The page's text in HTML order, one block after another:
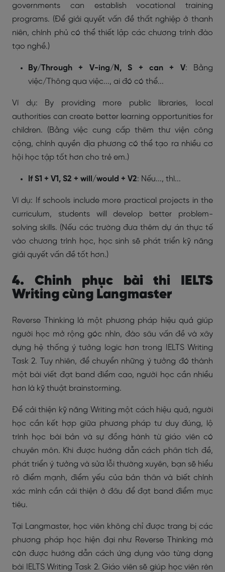
governments can establish vocational training
programs. (Để giải quyết vấn đề thất nghiệp ở thanh
niên, chính phủ có thể thiết lập các chương trình đào
tạo nghề.)
By/Through + V-ing/N, S + can + V: Bằng
việc/Thông qua việc..., ai đó có thể...
Ví dụ: By providing more public libraries, local
authorities can create better learning opportunities for
children. (Bằng việc cung cấp thêm thư viện công
cộng, chính quyền địa phương có thể tạo ra nhiều cơ
hội học tập tốt hơn cho trẻ em.)
If S1 + V1, S2 + will/would + V2: Nếu..., thì...
Ví dụ: If schools include more practical projects in the
curriculum, students will develop better problem-
solving skills. (Nếu các trường đưa thêm dự án thực tế
vào chương trình học, học sinh sẽ phát triển kỹ năng
giải quyết vấn đề tốt hơn.)
4. Chinh phục bài thi IELTS
Writing cùng Langmaster
Reverse Thinking là một phương pháp hiệu quả giúp
người học mở rộng góc nhìn, đào sâu vấn đề và xây
dựng hệ thống ý tưởng logic hơn trong IELTS Writing
Task 2. Tuy nhiên, để chuyển những ý tưởng đó thành
một bài viết đạt band điểm cao, người học cần nhiều
hơn là kỹ thuật brainstorming.
Để cải thiện kỹ năng Writing một cách hiệu quả, người
học cần kết hợp giữa phương pháp tư duy đúng, lộ
trình học bài bản và sự đồng hành từ giáo viên có
chuyên môn. Khi được hướng dẫn cách phân tích đề,
phát triển ý tưởng và sửa lỗi thường xuyên, bạn sẽ hiểu
rõ điểm mạnh, điểm yếu của bản thân và biết chính
xác mình cần cải thiện ở đâu để đạt band điểm mục
tiêu.
Tại Langmaster, học viên không chỉ được trang bị các
phương pháp học hiện đại như Reverse Thinking mà
còn được hướng dẫn cách ứng dụng vào từng dạng
bài IELTS Writing Task 2. Giáo viên sẽ giúp học viên rèn